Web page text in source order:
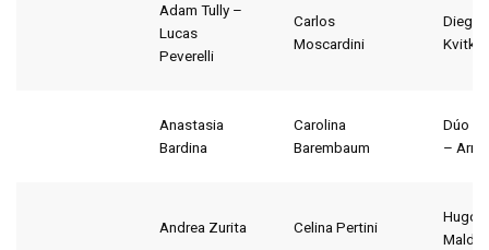
Adam Tully –
Lucas
Peverelli
Carlos
Moscardini
Diego
Kvitko
Anastasia
Bardina
Carolina
Barembaum
Dúo
–
Andrea Zurita Celina Pertini
Hugo